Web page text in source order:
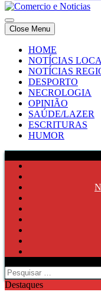
Comercio e Noticias
Notícias e Publicidade
Comercio e Noticias
Notícias e Publicidade
Close Menu
HOME
NOTÍCIAS
NOTÍCIAS
DESPORTO
NECROLOGIA
OPINIÃO
SAÚDE/LAZER
ESCRITURAS
HUMOR
Pesquisar
por:
Destaques